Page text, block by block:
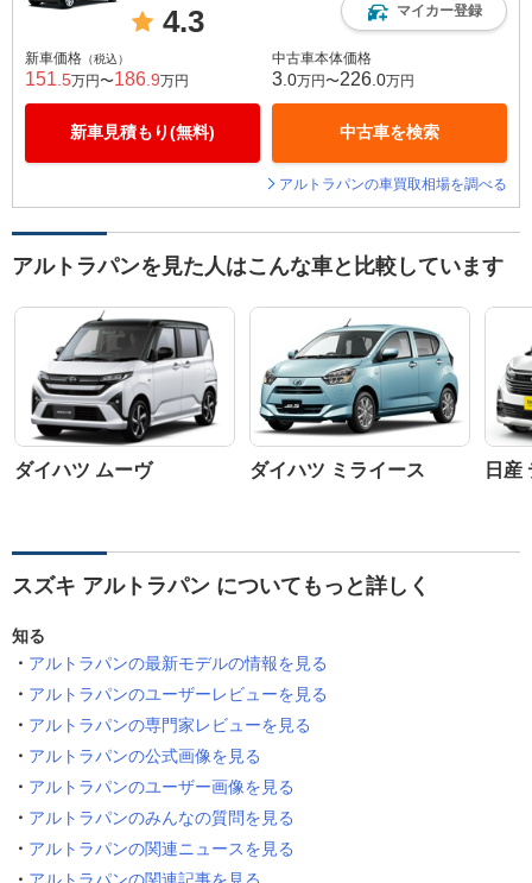
4.3 マイカー登録
新車価格 （税込）
151 .5万円〜186 .9万円
新車見積もり(無料)
中古車本体価格
3 .0万円〜226 .0万円
中古車を検索
アルトラパンの車買取相場を調べる
アルトラパンを見た人はこんな車と比較しています
ダイハツ ムーヴ ダイハツ ミライース 日産
スズキ アルトラパン についてもっと詳しく
知る
アルトラパンの最新モデルの情報を見る
アルトラパンのユーザーレビューを見る
アルトラパンの専門家レビューを見る
アルトラパンの公式画像を見る
アルトラパンのユーザー画像を見る
アルトラパンのみんなの質問を見る
アルトラパンの関連ニュースを見る